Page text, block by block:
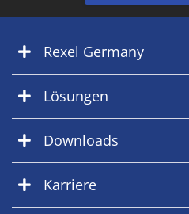
Rexel Germany
Lösungen
Downloads
Karriere